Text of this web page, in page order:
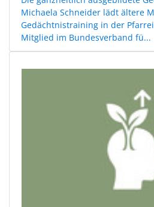
Michaela Schneider lädt ältere
Gedächtnistraining in der
Mitglied im Bundesverband fü...